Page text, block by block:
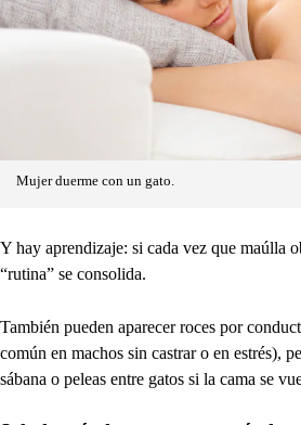
Mujer duerme con un gato.
Y hay aprendizaje: si cada vez que maúlla
“rutina” se consolida.
También pueden aparecer roces por
común en machos sin castrar o en estrés),
sábana o peleas entre gatos si la cama se